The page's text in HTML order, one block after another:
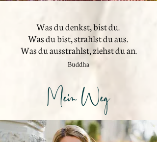
Was du denkst, bist du.
Was du bist, strahlst du aus.
Was du ausstrahlst, ziehst du an.
Buddha
Mein Weg